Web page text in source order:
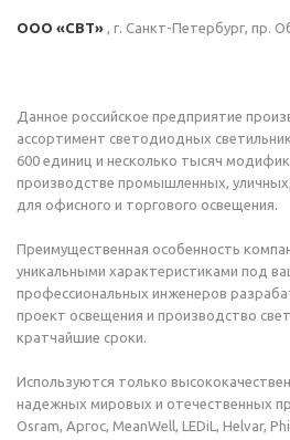
ООО «СВТ» , г. Санкт-Петербург, пр.
Данное российское предприятие
ассортимент светодиодных
600 единиц и несколько тысяч
производстве промышленных,
для офисного и торгового освещения.
Преимущественная особенность
уникальными характеристиками под
профессиональных инженеров
проект освещения и производство
кратчайшие сроки.
Используются только
надежных мировых и отечественных
Osram, Аргос, MeanWell, LEDiL, Helvar,